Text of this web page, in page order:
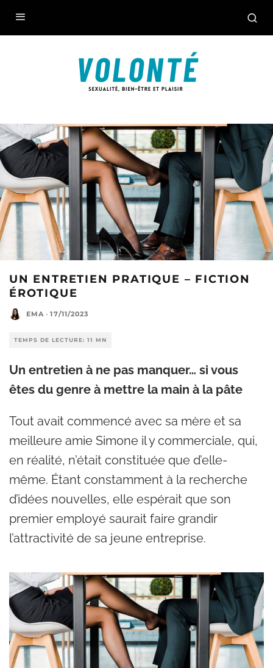
UN ENTRETIEN PRATIQUE – FICTION
ÉROTIQUE
EMA · 17/11/2023
TEMPS DE LECTURE: 11 MN
Un entretien à ne pas manquer… si vous
êtes du genre à mettre la main à la pâte
Tout avait commencé avec sa mère et sa
meilleure amie Simone il y commerciale, qui,
en réalité, n’était constituée que d’elle-
même. Étant constamment à la recherche
d’idées nouvelles, elle espérait que son
premier employé saurait faire grandir
l’attractivité de sa jeune entreprise.